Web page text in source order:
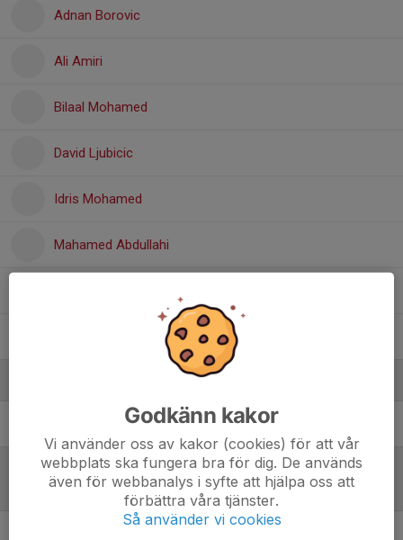
Adnan Borovic
Ali Amiri
Bilaal Mohamed
David Ljubicic
Idris Mohamed
Mahamed Abdullahi
Lars AnderssonHuvudansvarig tränare
Referat
Godkänn kakor
Vi använder oss av kakor (cookies) för att vår
webbplats ska fungera bra för dig. De används
även för webbanalys i syfte att hjälpa oss att
förbättra våra tjänster.
Så använder vi cookies